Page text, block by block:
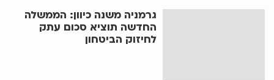
גרמניה משנה כיוון: הממשלה
החדשה תוציא סכום עתק
לחיזוק הביטחון